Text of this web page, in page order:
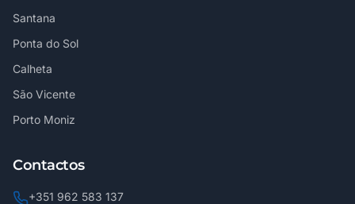
Santana
Ponta do Sol
Calheta
São Vicente
Porto Moniz
Contactos
+351 962 583 137